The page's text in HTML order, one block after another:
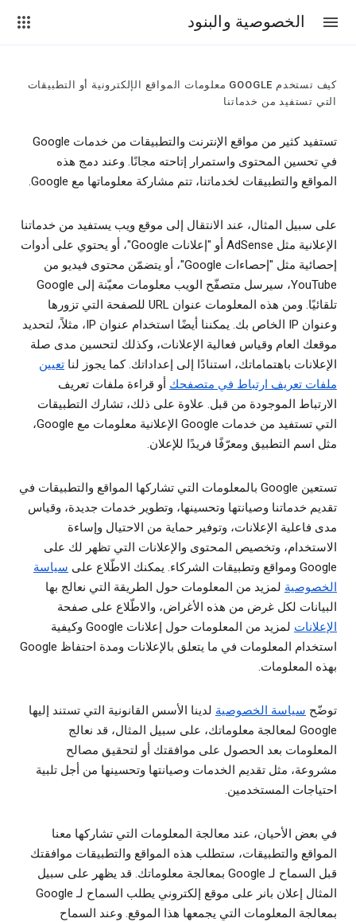
الخصوصية والبنود
كيف تستخدم GOOGLE معلومات المواقع الإلكترونية أو التطبيقات
التي تستفيد من خدماتنا
تستفيد كثير من مواقع الإنترنت والتطبيقات من خدمات Google
في تحسين المحتوى واستمرار إتاحته مجانًا. وعند دمج هذه
المواقع والتطبيقات لخدماتنا، تتم مشاركة معلوماتها مع Google.
على سبيل المثال، عند الانتقال إلى موقع ويب يستفيد من خدماتنا
الإعلانية مثل AdSense أو "إعلانات Google"، أو يحتوي على أدوات
إحصائية مثل "إحصاءات Google"، أو يتضمّن محتوى فيديو من
YouTube، سيرسل متصفّح الويب معلومات معيّنة إلى Google
تلقائيًا. ومن هذه المعلومات عنوان URL للصفحة التي تزورها
وعنوان IP الخاص بك. يمكننا أيضًا استخدام عنوان IP، مثلاً، لتحديد
موقعك العام وقياس فعالية الإعلانات، وكذلك لتحسين مدى صلة
الإعلانات باهتماماتك، استنادًا إلى إعداداتك. كما يجوز لنا تعيين
ملفات تعريف ارتباط في متصفحك أو قراءة ملفات تعريف
الارتباط الموجودة من قبل. علاوة على ذلك، تشارك التطبيقات
التي تستفيد من خدمات Google الإعلانية معلومات مع Google،
مثل اسم التطبيق ومعرّفًا فريدًا للإعلان.
تستعين Google بالمعلومات التي تشاركها المواقع والتطبيقات في
تقديم خدماتنا وصيانتها وتحسينها، وتطوير خدمات جديدة، وقياس
مدى فاعلية الإعلانات، وتوفير حماية من الاحتيال وإساءة
الاستخدام، وتخصيص المحتوى والإعلانات التي تظهر لك على
Google ومواقع وتطبيقات الشركاء. يمكنك الاطّلاع على
سياسة
الخصوصية لمزيد من المعلومات حول الطريقة التي نعالج بها
البيانات لكل غرض من هذه الأغراض، والاطّلاع على صفحة
الإعلانات
لمزيد من المعلومات حول إعلانات Google وكيفية
استخدام المعلومات في ما يتعلق بالإعلانات ومدة احتفاظ Google
بهذه المعلومات.
توضّح سياسة الخصوصية لدينا الأسس القانونية التي تستند إليها
Google لمعالجة معلوماتك، على سبيل المثال، قد نعالج
المعلومات بعد الحصول على موافقتك أو لتحقيق مصالح
مشروعة، مثل تقديم الخدمات وصيانتها وتحسينها من أجل تلبية
احتياجات المستخدمين.
في بعض الأحيان، عند معالجة المعلومات التي تشاركها معنا
المواقع والتطبيقات، ستطلب هذه المواقع والتطبيقات موافقتك
قبل السماح لـ Google بمعالجة معلوماتك. قد يظهر على سبيل
المثال إعلان بانر على موقع إلكتروني يطلب السماح لـ Google
بمعالجة المعلومات التي يجمعها هذا الموقع. وعند السماح